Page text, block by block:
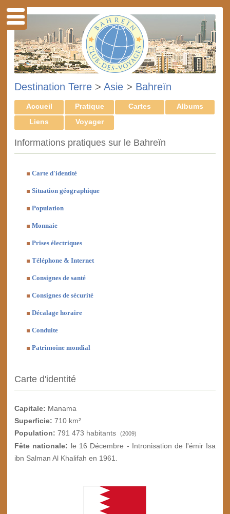
Destination Terre > Asie > Bahreïn
Accueil Pratique Cartes
Albums
Liens
Voyager
Informations pratiques sur le Bahreïn
Carte d'identité
Situation géographique
Population
Monnaie
Prises électriques
Téléphone & Internet
Consignes de santé
Consignes de sécurité
Décalage horaire
Conduite
Patrimoine mondial
Carte d'identité
Capitale: Manama
Superficie: 710 km²
Population: 791 473 habitants (2009)
Fête nationale: le 16 Décembre - Intronisation de l'émir Isa
ibn Salman Al Khalifah en 1961.